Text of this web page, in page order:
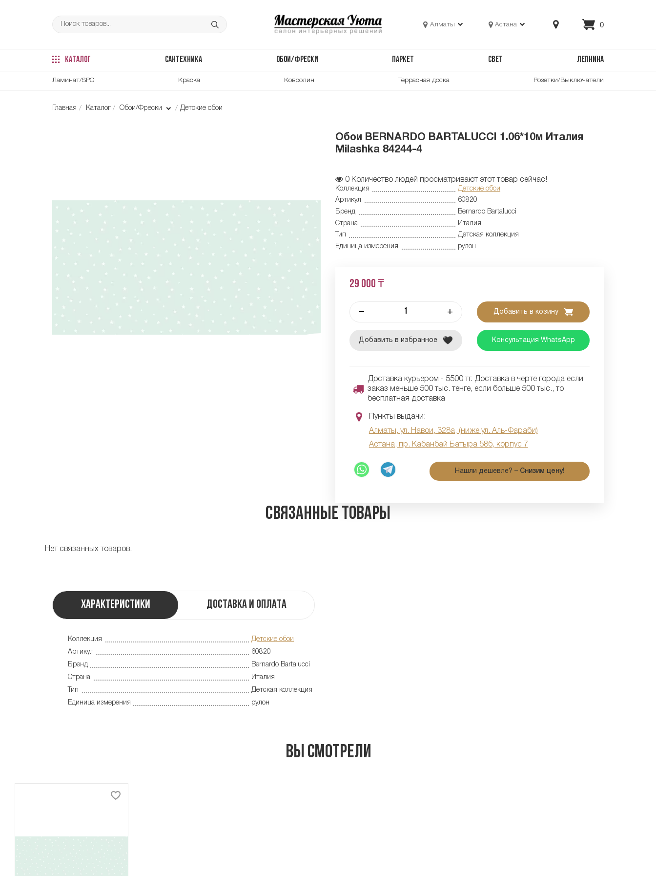
Алматы Астана 0
КАТАЛОГ САНТЕХНИКА ОБОИ/ФРЕСКИ ПАРКЕТ СВЕТ ЛЕПНИНА
Ламинат/SPC Краска Ковролин Террасная доска Розетки/Выключатели
Главная Каталог Обои/Фрески Детские обои
Обои BERNARDO BARTALUCCI 1.06*10м Италия
Milashka 84244-4
0 Количество людей просматривают этот товар сейчас!
Коллекция
Детские обои
Артикул
60820
Бренд
Bernardo Bartalucci
Страна
Италия
Тип
Детская коллекция
Единица измерения
рулон
29 000 ₸
– + Добавить в козину
Добавить в избранное Консультация WhatsApp
Доставка курьером - 5500 тг. Доставка в черте города если
заказ меньше 500 тыс. тенге, если больше 500 тыс., то
бесплатная доставка
Пункты выдачи:
Алматы, ул. Навои, 328а, (ниже ул. Аль-Фараби)
Астана, пр. Кабанбай Батыра 58б, корпус 7
Нашли дешевле? – Снизим цену!
Связанные товары
Нет связанных товаров.
Характеристики Доставка и оплата
Коллекция
Детские обои
Артикул
60820
Бренд
Bernardo Bartalucci
Страна
Италия
Тип
Детская коллекция
Единица измерения
рулон
Вы смотрели